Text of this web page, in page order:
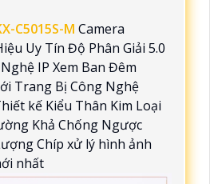
C5015S-M Camera
Uy Tín Độ Phân Giải 5.0
IP Xem Ban Đêm
Trang Bị Công Nghệ
kế Kiểu Thân Kim Loại
Khả Chống Ngược
Chíp xử lý hình ảnh
nhất